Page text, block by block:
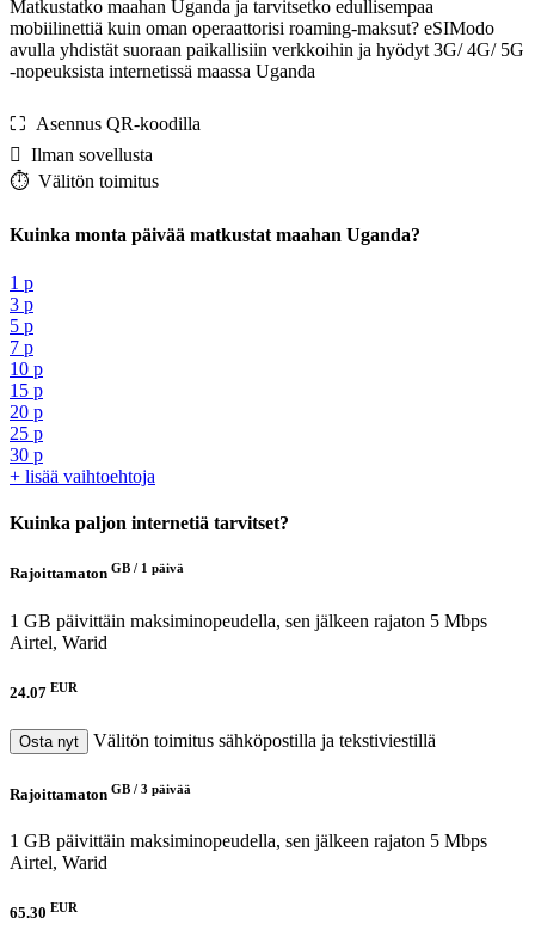
Matkustatko maahan Uganda ja tarvitsetko edullisempaa
mobiilinettiä kuin oman operaattorisi roaming-maksut? eSIModo
avulla yhdistät suoraan paikallisiin verkkoihin ja hyödyt 3G/ 4G/ 5G
-nopeuksista internetissä maassa Uganda
⛶️️ Asennus QR-koodilla
️ Ilman sovellusta
⏱️️ Välitön toimitus
Kuinka monta päivää matkustat maahan Uganda?
1 p
3 p
5 p
7 p
10 p
15 p
20 p
25 p
30 p
+ lisää vaihtoehtoja
Kuinka paljon internetiä tarvitset?
Rajoittamaton GB / 1 päivä
1 GB päivittäin maksiminopeudella, sen jälkeen rajaton 5 Mbps
Airtel, Warid
24.07 EUR
Osta nyt Välitön toimitus sähköpostilla ja tekstiviestillä
Rajoittamaton GB / 3 päivää
1 GB päivittäin maksiminopeudella, sen jälkeen rajaton 5 Mbps
Airtel, Warid
65.30 EUR